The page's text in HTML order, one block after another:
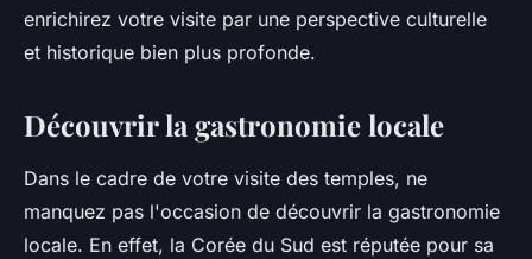
enrichirez votre visite par une perspective culturelle
et historique bien plus profonde.
Découvrir la gastronomie locale
Dans le cadre de votre visite des temples, ne
manquez pas l'occasion de découvrir la gastronomie
locale. En effet, la Corée du Sud est réputée pour sa